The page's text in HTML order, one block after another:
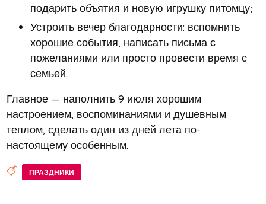
подарить объятия и новую игрушку питомцу;
Устроить вечер благодарности: вспомнить
хорошие события, написать письма с
пожеланиями или просто провести время с
семьей.
Главное — наполнить 9 июля хорошим
настроением, воспоминаниями и душевным
теплом, сделать один из дней лета по-
настоящему особенным.
ПРАЗДНИКИ